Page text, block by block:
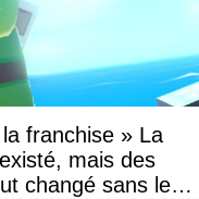
franchise » La
mais des
changé sans le